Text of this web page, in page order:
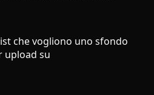
che vogliono uno sfondo
upload su